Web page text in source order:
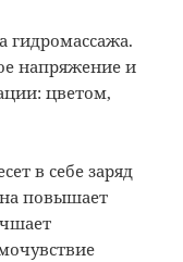
гидромассажа.
напряжение и
цветом,
в себе заряд
повышает